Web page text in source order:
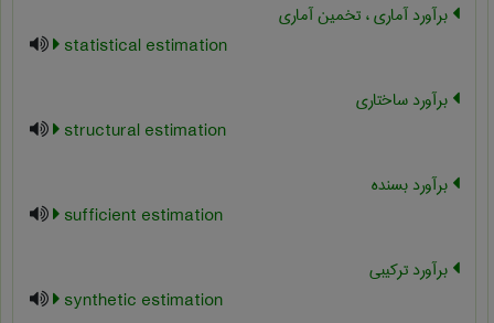
برآورد آماری ، تخمین آماری
statistical estimation
برآورد ساختاری
structural estimation
برآورد بسنده
sufficient estimation
برآورد ترکیبی
synthetic estimation